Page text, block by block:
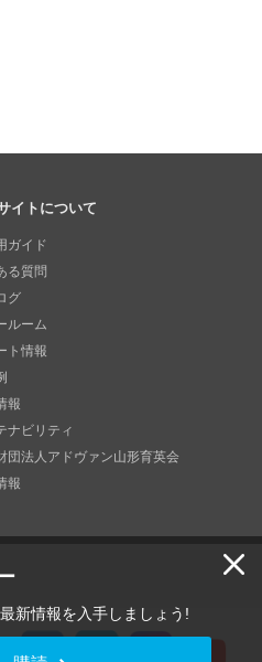
新情報を入手しましょう!
イトについて
ガイド
る質問
グ
ルーム
ト情報
報
ナビリティ
団法人アドヴァン山形育英会
報